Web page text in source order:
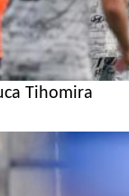
Tihomira